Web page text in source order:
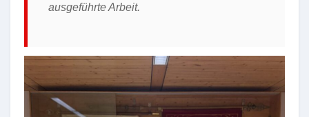
ausgeführte Arbeit.